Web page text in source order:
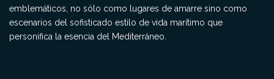
emblemáticos, no sólo como lugares de amarre sino como
escenarios del sofisticado estilo de vida marítimo que
personifica la esencia del Mediterráneo.